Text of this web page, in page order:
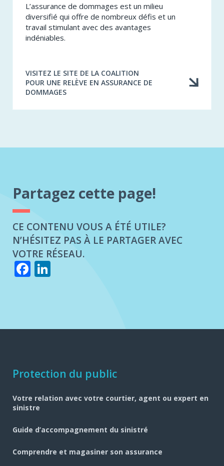
L’assurance de dommages est un milieu
diversifié qui offre de nombreux défis et un
travail stimulant avec des avantages
indéniables.
VISITEZ LE SITE DE LA COALITION
POUR UNE RELÈVE EN ASSURANCE DE
DOMMAGES
Partagez cette page!
CE CONTENU VOUS A ÉTÉ UTILE?
N’HÉSITEZ PAS À LE PARTAGER AVEC
VOTRE RÉSEAU.
Facebook
Navigation
pied
de
page
Protection du public
Votre relation avec votre courtier, agent ou expert en
sinistre
Guide d’accompagnement du sinistré
Comprendre et magasiner son assurance